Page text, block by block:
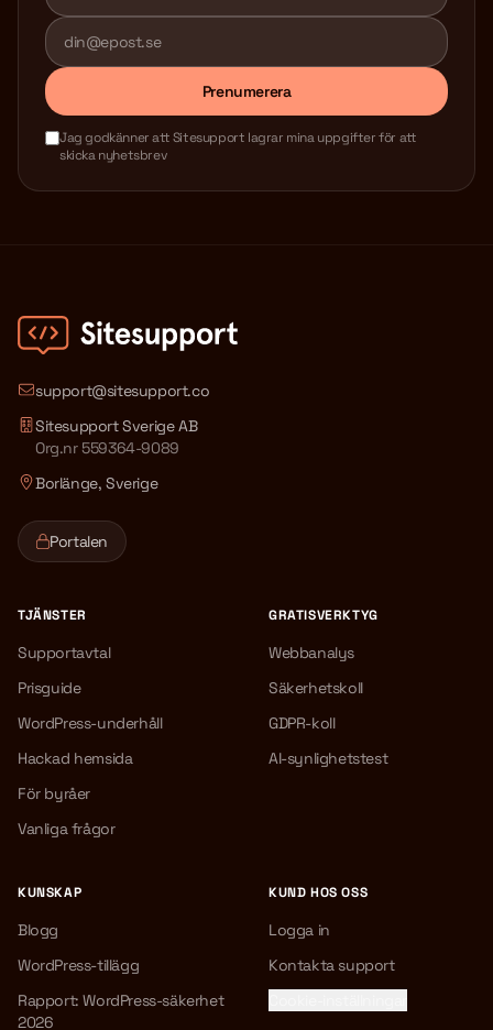
Prenumerera
Jag godkänner att Sitesupport lagrar mina uppgifter för att
skicka nyhetsbrev
support@sitesupport.co
Sitesupport Sverige AB
Org.nr 559364-9089
Borlänge, Sverige
Portalen
TJÄNSTER
Supportavtal
Prisguide
WordPress-underhåll
Hackad hemsida
För byråer
Vanliga frågor
GRATISVERKTYG
Webbanalys
Säkerhetskoll
GDPR-koll
AI-synlighetstest
KUNSKAP
Blogg
WordPress-tillägg
Rapport: WordPress-säkerhet
2026
KUND HOS OSS
Logga in
Kontakta support